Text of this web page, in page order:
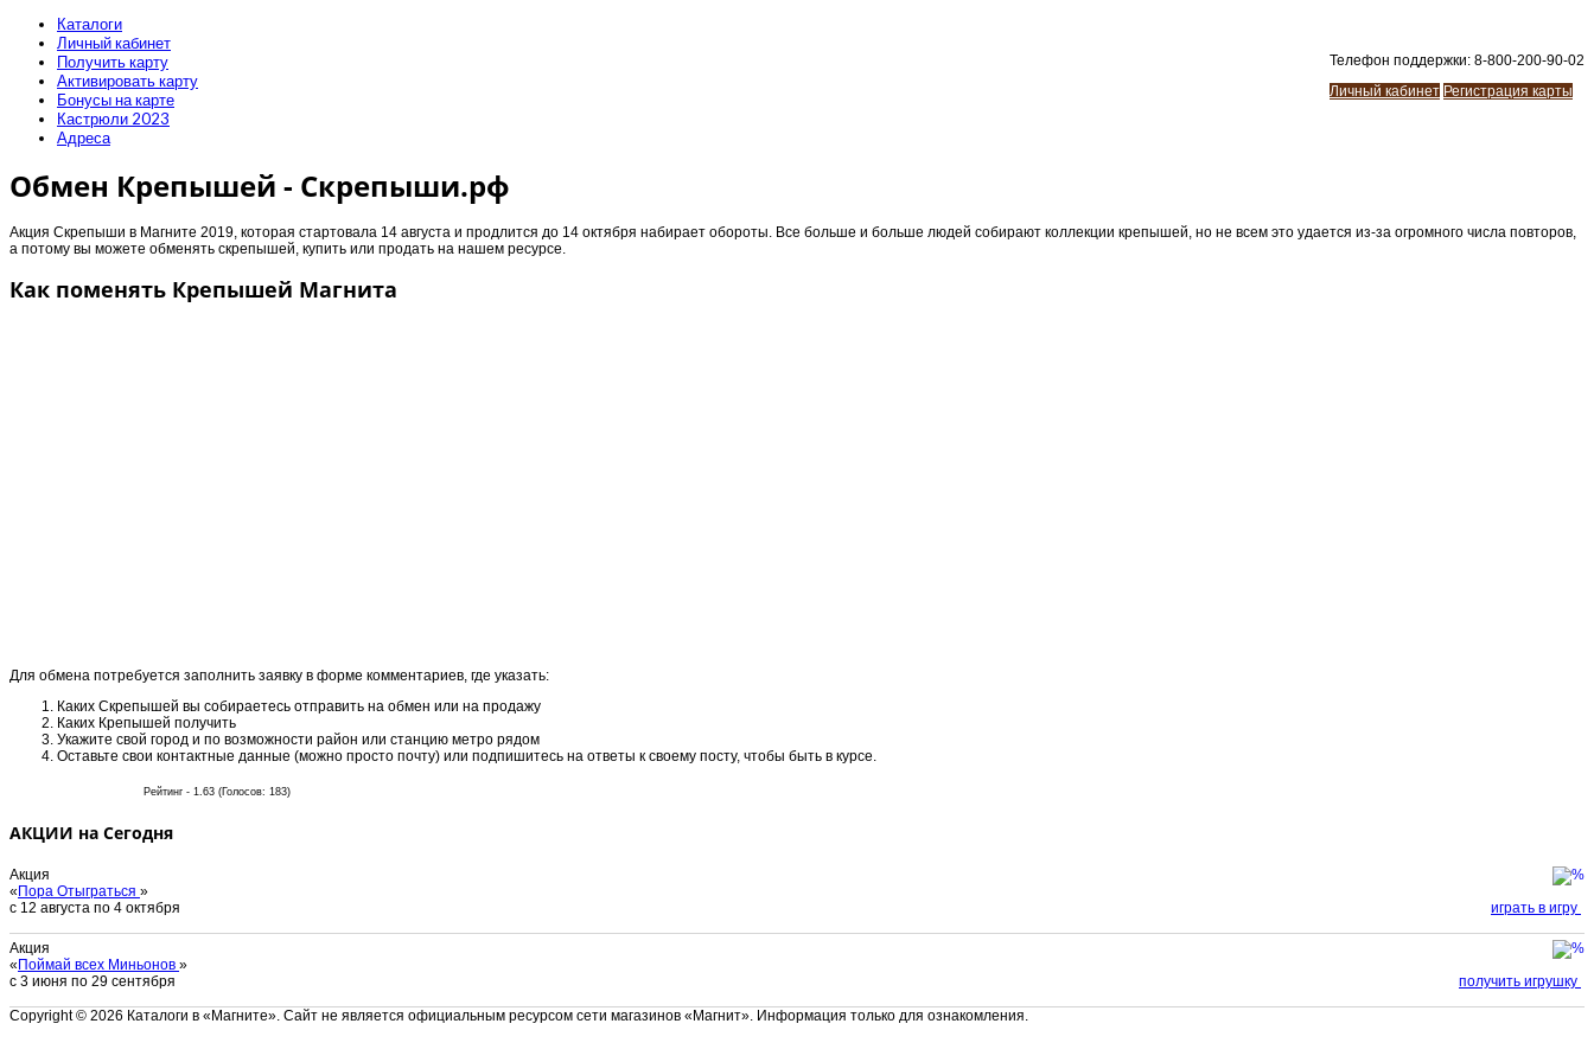
Телефон поддержки: 8-800-200-90-02
Личный кабинет Регистрация карты
Каталоги
Личный кабинет
Получить карту
Активировать карту
Бонусы на карте
Кастрюли 2023
Адреса
Обмен Крепышей - Скрепыши.рф
Акция Скрепыши в Магните 2019, которая стартовала 14 августа и продлится до 14 октября набирает обороты. Все больше и больше людей собирают коллекции крепышей, но не всем это удается из-за огромного числа повторов,
а потому вы можете обменять скрепышей, купить или продать на нашем ресурсе.
Как поменять Крепышей Магнита
Для обмена потребуется заполнить заявку в форме комментариев, где указать:
Каких Скрепышей вы собираетесь отправить на обмен или на продажу
Каких Крепышей получить
Укажите свой город и по возможности район или станцию метро рядом
Оставьте свои контактные данные (можно просто почту) или подпишитесь на ответы к своему посту, чтобы быть в курсе.
Рейтинг - 1.63 (Голосов: 183)
АКЦИИ на Сегодня
Акция
« Пора Отыграться »
с 12 августа по 4 октября
играть в игру
Акция
« Поймай всех Миньонов »
с 3 июня по 29 сентября
получить игрушку
Copyright © 2026 Каталоги в «Магните». Сайт не является официальным ресурсом сети магазинов «Магнит». Информация только для ознакомления.